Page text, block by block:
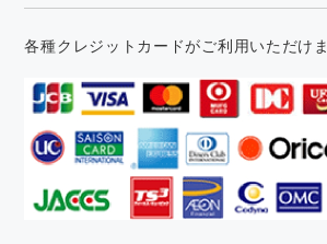
各種クレジットカードがご利用いただけま